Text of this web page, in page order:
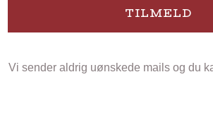
TILMELD
Vi sender aldrig uønskede mails og du